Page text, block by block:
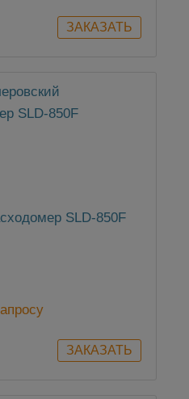
SLD-850F